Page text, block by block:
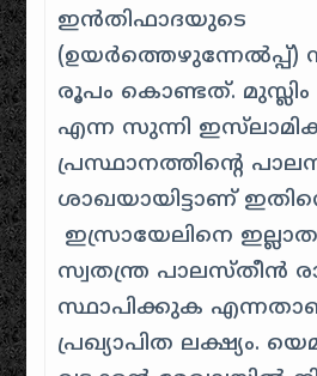
ഇൻതിഫാദയുടെ
രൂപം കൊണ്ടത്.
എന്ന സുന്നി
പ്രസ്ഥാനത്തിന്റെ
ശാഖയായിട്ടാണ്
ഇസ്രായേലിനെ
സ്വതന്ത്ര പാലസ്തീൻ
സ്ഥാപിക്കുക
പ്രഖ്യാപിത ലക്ഷ്യം.